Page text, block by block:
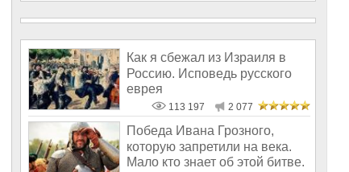
Как я сбежал из Израиля в
Россию. Исповедь русского
еврея
113 197 2 077
Победа Ивана Грозного,
которую запретили на века.
Мало кто знает об этой битве.